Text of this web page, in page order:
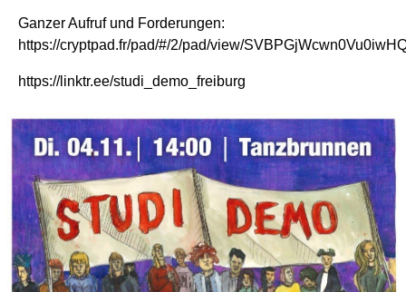
Ganzer Aufruf und Forderungen:
https://cryptpad.fr/pad/#/2/pad/view/
https://linktr.ee/studi_demo_freiburg